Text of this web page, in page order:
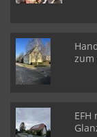
zum